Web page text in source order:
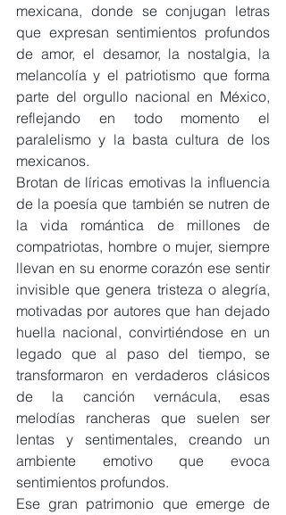
mexicana, donde se conjugan letras
que expresan sentimientos profundos
de amor, el desamor, la nostalgia, la
melancolía y el patriotismo que forma
parte del orgullo nacional en México,
reflejando en todo momento el
paralelismo y la basta cultura de los
mexicanos.
Brotan de líricas emotivas la influencia
de la poesía que también se nutren de
la vida romántica de millones de
compatriotas, hombre o mujer, siempre
llevan en su enorme corazón ese sentir
invisible que genera tristeza o alegría,
motivadas por autores que han dejado
huella nacional, convirtiéndose en un
legado que al paso del tiempo, se
transformaron en verdaderos clásicos
de la canción vernácula, esas
melodías rancheras que suelen ser
lentas y sentimentales, creando un
ambiente emotivo que evoca
sentimientos profundos.
Ese gran patrimonio que emerge de